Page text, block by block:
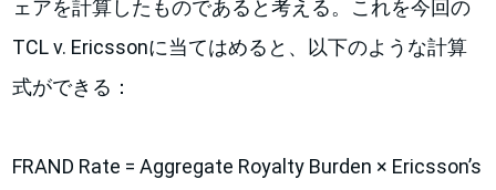
ェアを計算したものであると考える。これを今回の
TCL v. Ericssonに当てはめると、以下のような計算
式ができる：
FRAND Rate = Aggregate Royalty Burden × Ericsson’s